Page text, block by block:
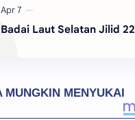
Badai Laut Selatan Jilid 22